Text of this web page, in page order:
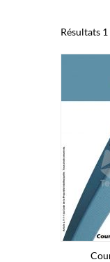
Résultats